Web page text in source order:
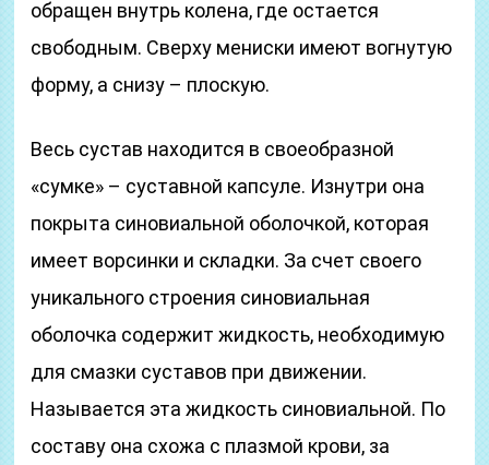
обращен внутрь колена, где остается
свободным. Сверху мениски имеют вогнутую
форму, а снизу – плоскую.
Весь сустав находится в своеобразной
«сумке» – суставной капсуле. Изнутри она
покрыта синовиальной оболочкой, которая
имеет ворсинки и складки. За счет своего
уникального строения синовиальная
оболочка содержит жидкость, необходимую
для смазки суставов при движении.
Называется эта жидкость синовиальной. По
составу она схожа с плазмой крови, за